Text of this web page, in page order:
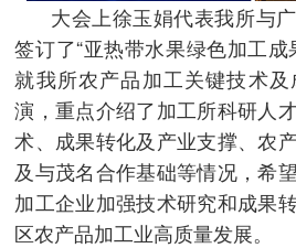
大会上徐玉娟代表我所与广
签订了“亚热带水果绿色加工
就我所农产品加工关键技术
演，重点介绍了加工所科研人
术、成果转化及产业支撑、农
及与茂名合作基础等情况，希
加工企业加强技术研究和成果
区农产品加工业高质量发展。